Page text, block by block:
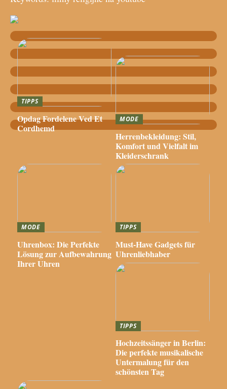
TIPPS
Opdag Fordelene Ved Et
Cordhemd
MODE
Herrenbekleidung: Stil,
Komfort und Vielfalt im
Kleiderschrank
MODE
Uhrenbox: Die Perfekte
Lösung zur Aufbewahrung
Ihrer Uhren
TIPPS
Must-Have Gadgets für
Uhrenliebhaber
TIPPS
Hochzeitssänger in Berlin:
Die perfekte musikalische
Untermalung für den
schönsten Tag